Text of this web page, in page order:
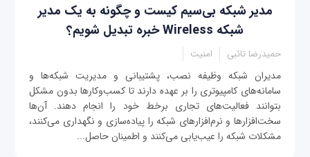
مدیر شبکه بی‌سیم کیست و چگونه به یک مدیر
شبکه‌ Wireless خبره تبدیل شویم؟
حمیدرضا تائبی امنیت
مدیران شبکه وظیفه نصب، پشتیبانی و مدیریت شبکه‌ها و
سامانه‌های کامپیوتری را بر عهده دارند تا کسب‌وکارها بدون مشکل
بتوانند فعالیت‌های تجاری برخط خود را انجام دهند. آن‌ها
سخت‌افزارها و نرم‌افزارهای شبکه را پیاده‌سازی و نگهداری می‌کنند،
مشکلات شبکه را عیب‌یابی می‌کنند و اطمینان حاصل...